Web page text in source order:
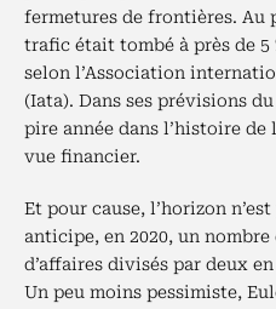
fermetures de frontières.
trafic était tombé à près de 5
selon l’Association
(Iata). Dans ses prévisions
pire année dans l’histoire de
vue financier.
Et pour cause, l’horizon
anticipe, en 2020, un
d’affaires divisés par deux
Un peu moins pessimiste,